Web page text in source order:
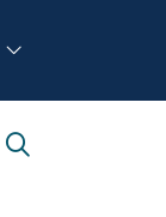
buscar